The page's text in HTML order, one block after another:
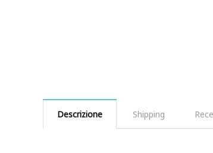
Descrizione Shipping